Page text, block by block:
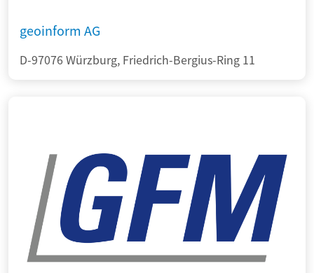
geoinform AG
D-97076 Würzburg, Friedrich-Bergius-Ring 11